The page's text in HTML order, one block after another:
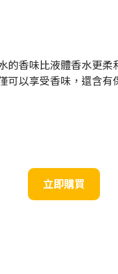
的香味比液體香水更
可以享受香味，還含
立即購買